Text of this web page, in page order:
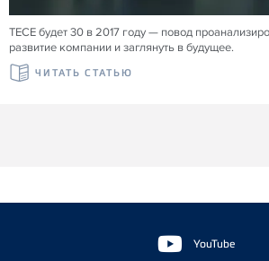
TECE будет 30 в 2017 году — повод
развитие компании и заглянуть в будущее.
ЧИТАТЬ СТАТЬЮ
YouTube